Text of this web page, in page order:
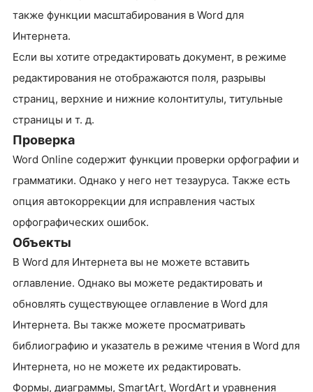
также функции масштабирования в Word для
Интернета.
Если вы хотите отредактировать документ, в режиме
редактирования не отображаются поля, разрывы
страниц, верхние и нижние колонтитулы, титульные
страницы и т. д.
Проверка
Word Online содержит функции проверки орфографии и
грамматики. Однако у него нет тезауруса. Также есть
опция автокоррекции для исправления частых
орфографических ошибок.
Объекты
В Word для Интернета вы не можете вставить
оглавление. Однако вы можете редактировать и
обновлять существующее оглавление в Word для
Интернета. Вы также можете просматривать
библиографию и указатель в режиме чтения в Word для
Интернета, но не можете их редактировать.
Формы, диаграммы, SmartArt, WordArt и уравнения